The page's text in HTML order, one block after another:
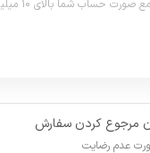
میلیون تومان شود هزینه پست برای شما به صورت رایگان محاصبه خواهد شد.
مرجوع کردن سفارش
عدم رضایت